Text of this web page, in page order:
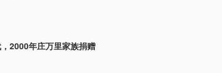
2000年庄万里家族捐赠